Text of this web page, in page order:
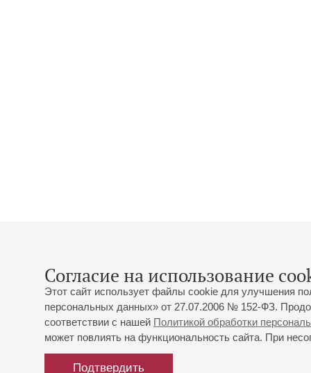
Согласие на использование
Этот сайт использует файлы cookie для улучшения
персональных данных» от 27.07.2006 № 152-ФЗ.
соответствии с нашей Политикой обработки
может повлиять на функциональность сайта. При
Подтвердить